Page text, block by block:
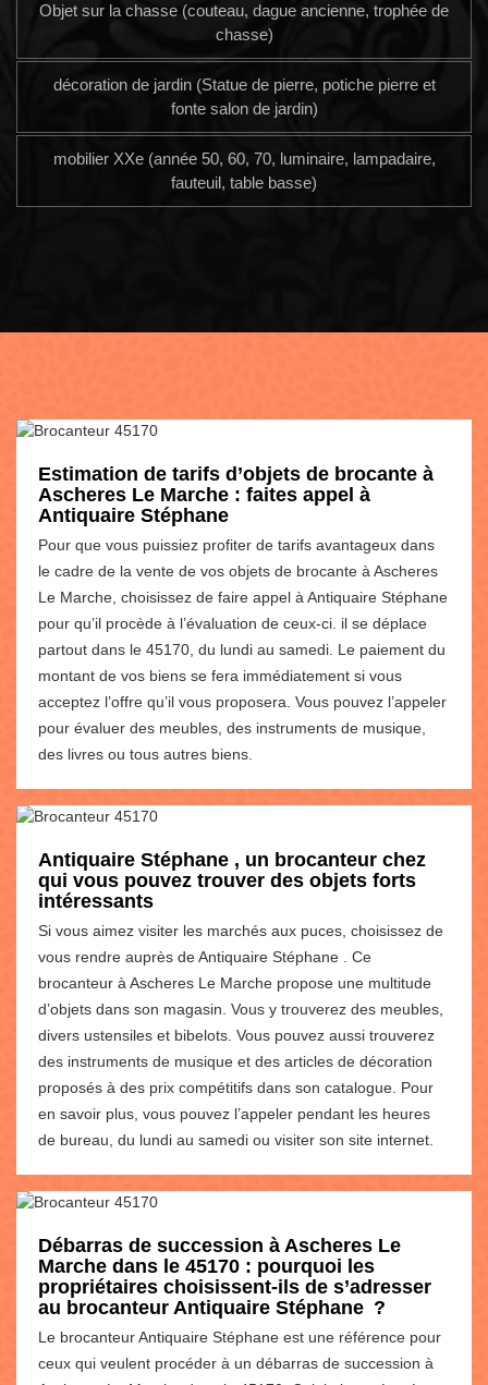
Objet sur la chasse (couteau, dague ancienne, trophée de
chasse)
décoration de jardin (Statue de pierre, potiche pierre et
fonte salon de jardin)
mobilier XXe (année 50, 60, 70, luminaire, lampadaire,
fauteuil, table basse)
Estimation de tarifs d’objets de brocante à
Ascheres Le Marche : faites appel à
Antiquaire Stéphane
Pour que vous puissiez profiter de tarifs avantageux dans
le cadre de la vente de vos objets de brocante à Ascheres
Le Marche, choisissez de faire appel à Antiquaire Stéphane
pour qu’il procède à l’évaluation de ceux-ci. il se déplace
partout dans le 45170, du lundi au samedi. Le paiement du
montant de vos biens se fera immédiatement si vous
acceptez l’offre qu’il vous proposera. Vous pouvez l’appeler
pour évaluer des meubles, des instruments de musique,
des livres ou tous autres biens.
Antiquaire Stéphane , un brocanteur chez
qui vous pouvez trouver des objets forts
intéressants
Si vous aimez visiter les marchés aux puces, choisissez de
vous rendre auprès de Antiquaire Stéphane . Ce
brocanteur à Ascheres Le Marche propose une multitude
d’objets dans son magasin. Vous y trouverez des meubles,
divers ustensiles et bibelots. Vous pouvez aussi trouverez
des instruments de musique et des articles de décoration
proposés à des prix compétitifs dans son catalogue. Pour
en savoir plus, vous pouvez l’appeler pendant les heures
de bureau, du lundi au samedi ou visiter son site internet.
Débarras de succession à Ascheres Le
Marche dans le 45170 : pourquoi les
propriétaires choisissent-ils de s’adresser
au brocanteur Antiquaire Stéphane ?
Le brocanteur Antiquaire Stéphane est une référence pour
ceux qui veulent procéder à un débarras de succession à